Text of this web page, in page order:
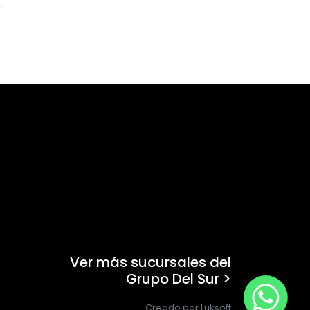
Ver más sucursales del
Grupo Del Sur >